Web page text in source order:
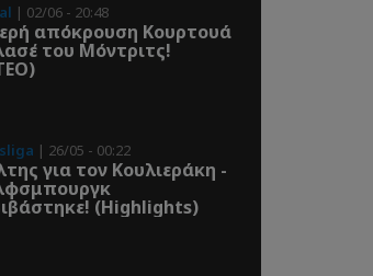
| 02/06 - 20:48
απόκρουση Κουρτουά
του Μόντριτς!
| 26/05 - 00:22
για τον Κουλιεράκη -
(Highlights)